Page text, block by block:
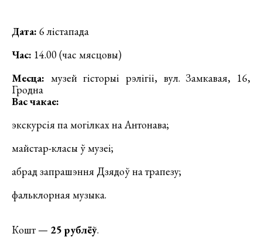
Дата: 6 лістапада
Час: 14.00 (час мясцовы)
Месца: музей гісторыі рэлігіі, вул. Замкавая, 16,
Гродна
Вас чакае:
экскурсія па могілках на Антонава;
майстар-класы ў музеі;
абрад запрашэння Дзядоў на трапезу;
фальклорная музыка.
Кошт — 25 рублёў.